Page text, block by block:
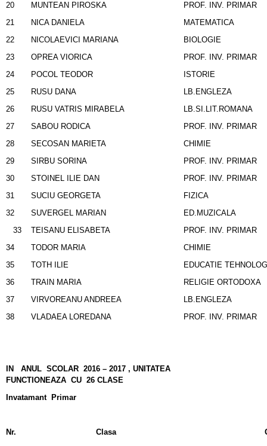
20
MUNTEAN PIROSKA
PROF. INV. PRIMAR
21
NICA DANIELA
MATEMATICA
22
NICOLAEVICI MARIANA
BIOLOGIE
23
OPREA VIORICA
PROF. INV. PRIMAR
24
POCOL TEODOR
ISTORIE
25
RUSU DANA
LB.ENGLEZA
26
RUSU VATRIS MIRABELA
LB.SI.LIT.ROMANA
27
SABOU RODICA
PROF. INV. PRIMAR
28
SECOSAN MARIETA
CHIMIE
29
SIRBU SORINA
PROF. INV. PRIMAR
30
STOINEL ILIE DAN
PROF. INV. PRIMAR
31
SUCIU GEORGETA
FIZICA
32
SUVERGEL MARIAN
ED.MUZICALA
33
TEISANU ELISABETA
PROF. INV. PRIMAR
34
TODOR MARIA
CHIMIE
35
TOTH ILIE
EDUCATIE
36
TRAIN MARIA
RELIGIE ORTODOXA
37
VIRVOREANU ANDREEA
LB.ENGLEZA
38
VLADAEA LOREDANA PROF. INV. PRIMAR
IN ANUL SCOLAR 2016 – 2017 , UNITATEA
FUNCTIONEAZA CU 26 CLASE
Invatamant Primar
Nr. Clasa